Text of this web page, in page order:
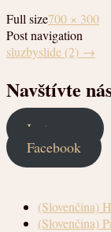
Full size700 × 300
Post navigation
sluzbyslide (2) →
Navštívte
Instagram
Facebook
(Slovenčina)
(Slovenčina)